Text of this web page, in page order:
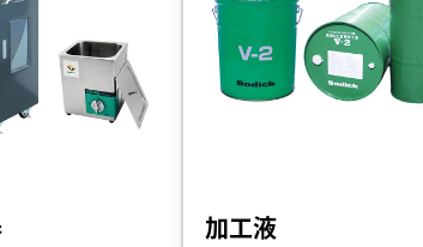
加工液